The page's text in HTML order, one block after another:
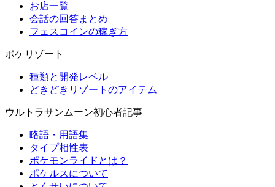
お店一覧
会話の回答まとめ
フェスコインの稼ぎ方
ポケリゾート
種類と開発レベル
どきどきリゾートのアイテム
ウルトラサンムーン初心者記事
略語・用語集
タイプ相性表
ポケモンライドとは？
ポケルスについて